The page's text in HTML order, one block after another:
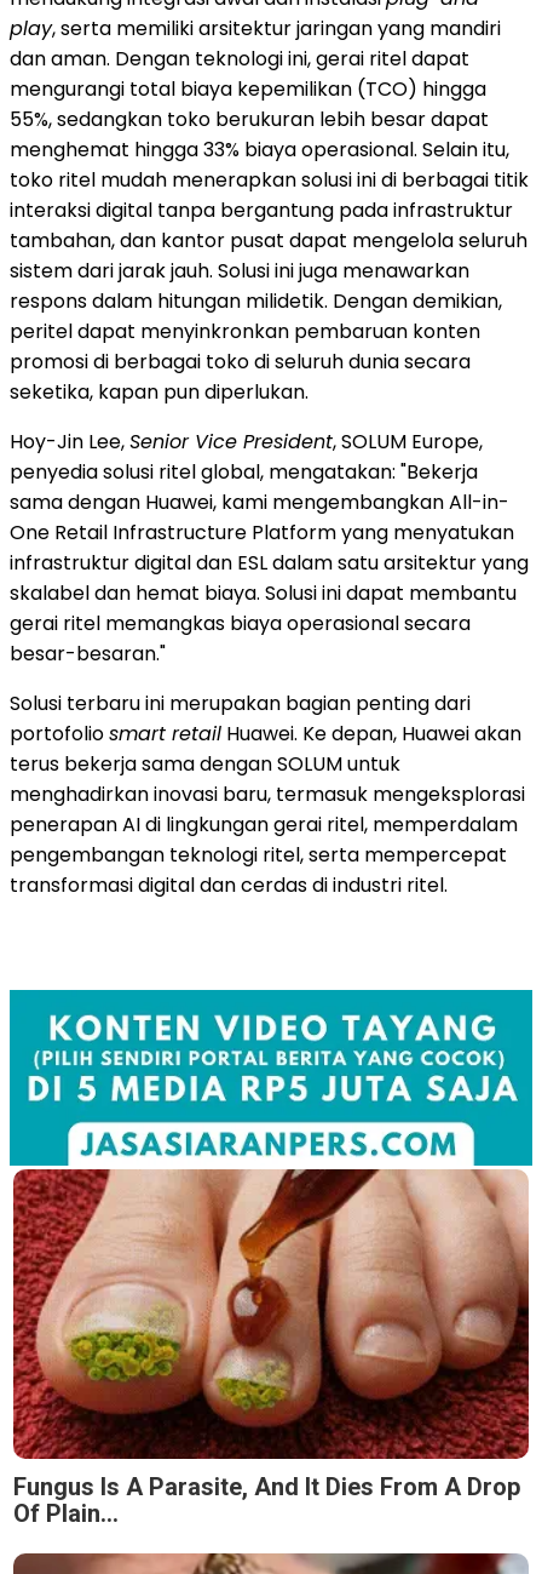
play, serta memiliki arsitektur jaringan yang mandiri
dan aman. Dengan teknologi ini, gerai ritel dapat
mengurangi total biaya kepemilikan (TCO) hingga
55%, sedangkan toko berukuran lebih besar dapat
menghemat hingga 33% biaya operasional. Selain itu,
toko ritel mudah menerapkan solusi ini di berbagai titik
interaksi digital tanpa bergantung pada infrastruktur
tambahan, dan kantor pusat dapat mengelola seluruh
sistem dari jarak jauh. Solusi ini juga menawarkan
respons dalam hitungan milidetik. Dengan demikian,
peritel dapat menyinkronkan pembaruan konten
promosi di berbagai toko di seluruh dunia secara
seketika, kapan pun diperlukan.
Hoy-Jin Lee,Senior Vice President, SOLUM Europe,
penyedia solusi ritel global, mengatakan: "Bekerja
sama dengan Huawei, kami mengembangkan All-in-
One Retail Infrastructure Platform yang menyatukan
infrastruktur digital dan ESL dalam satu arsitektur yang
skalabel dan hemat biaya. Solusi ini dapat membantu
gerai ritel memangkas biaya operasional secara
besar-besaran."
Solusi terbaru ini merupakan bagian penting dari
portofoliosmart retail Huawei. Ke depan, Huawei akan
terus bekerja sama dengan SOLUM untuk
menghadirkan inovasi baru, termasuk mengeksplorasi
penerapan AI di lingkungan gerai ritel, memperdalam
pengembangan teknologi ritel, serta mempercepat
transformasi digital dan cerdas di industri ritel.
Fungus Is A Parasite, And It Dies From A Drop
Of Plain...